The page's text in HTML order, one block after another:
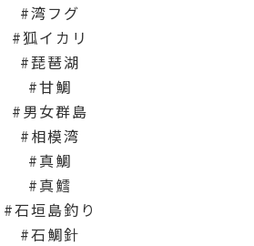
湾フグ
狐イカリ
琵琶湖
甘鯛
男女群島
相模湾
真鯛
真鱈
石垣島釣り
石鯛針